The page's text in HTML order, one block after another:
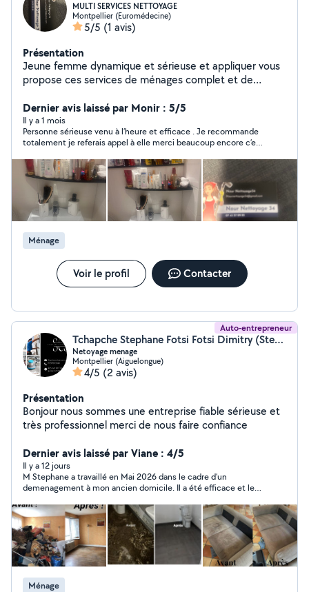
MULTI SERVICES NETTOYAGE
Montpellier (Euromédecine)
5/5 (1 avis)
Présentation
Jeune femme dynamique et sérieuse et appliquer vous
propose ces services de ménages complet et de
souhait.
Dernier avis laissé par Monir : 5/5
Il y a 1 mois
Personne sérieuse venu à l’heure et efficace . Je recommande
totalement je referais appel à elle merci beaucoup encore c’est
Ménage
Voir le profil Contacter
Auto-entrepreneur
Tchapche Stephane Fotsi Fotsi Dimitry (Stephanecleanservice)
Netoyage menage
Montpellier (Aiguelongue)
4/5 (2 avis)
Présentation
Bonjour nous sommes une entreprise fiable sérieuse et
très professionnel merci de nous faire confiance
Dernier avis laissé par Viane : 4/5
Il y a 12 jours
M Stephane a travaillé en Mai 2026 dans le cadre d’un
demenagement à mon ancien domicile. Il a été efficace et le
sur tous les détails et les résultats escomptés. Je
recommande.
Ménage